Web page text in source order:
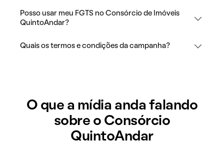
Posso usar meu FGTS no Consórcio de Imóveis
QuintoAndar?
Quais os termos e condições da campanha?
O que a mídia anda falando
sobre o Consórcio
QuintoAndar